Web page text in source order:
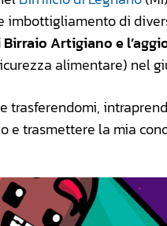
imbottigliamento di
Birraio Artigiano e
alimentare) nel
trasferendomi,
e trasmettere la mia